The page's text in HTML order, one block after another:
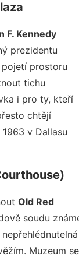
F. Kennedy
prezidentu
pojetí prostoru
tichu
i pro ty, kteří
chtějí
v Dallasu
Old Red
soudu
Muzeum se